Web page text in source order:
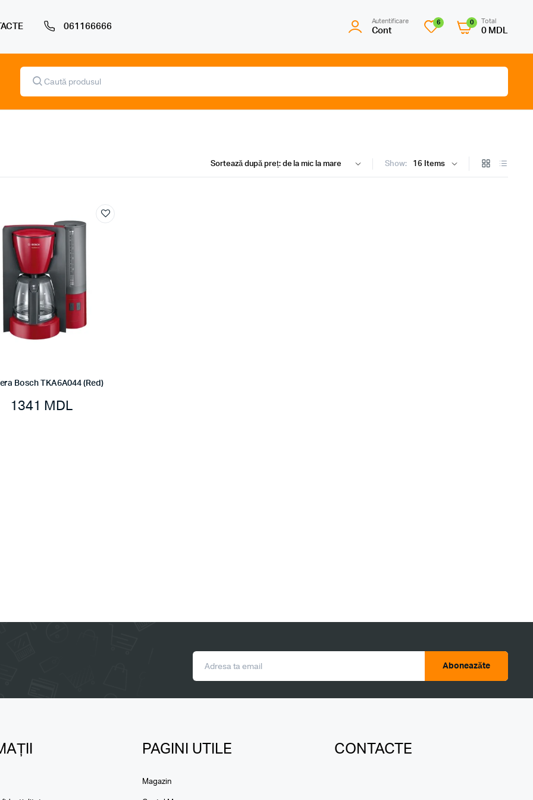
061166666
Autentificare
Cont
6 0 Total
0 MDL
Products
search
Show:
Bosch TKA6A044 (Red)
1341 MDL
Aboneazăte
PAGINI UTILE
Magazin
CONTACTE